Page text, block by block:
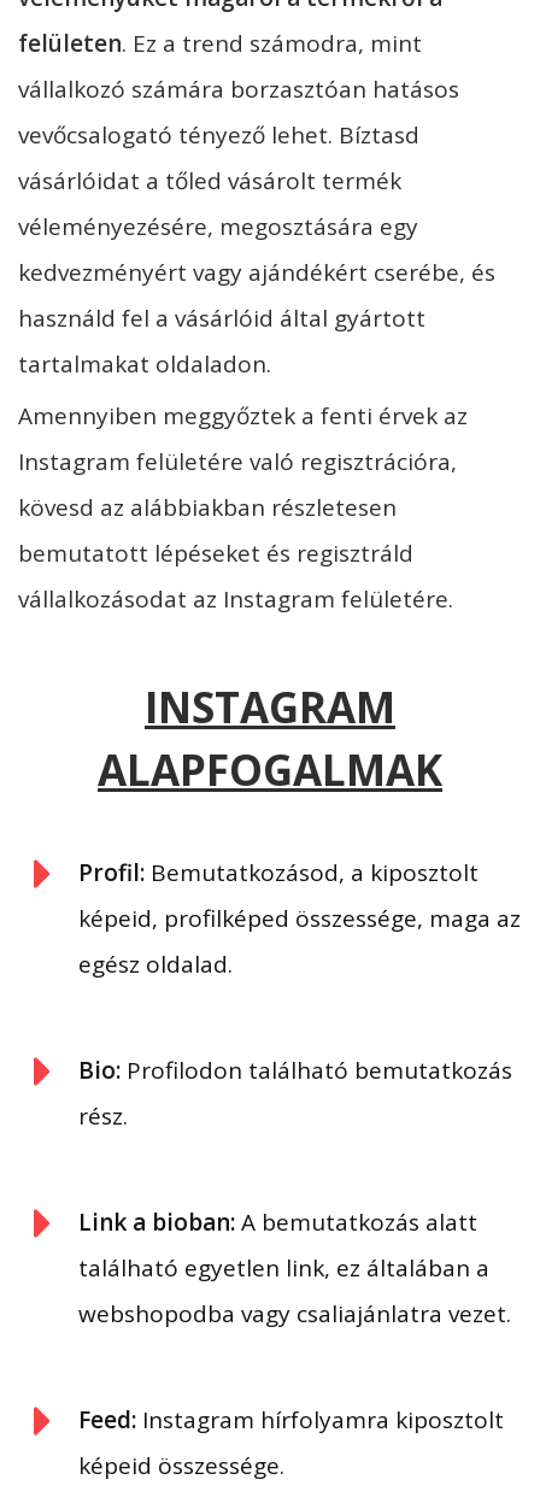
felületen. Ez a trend számodra, mint
vállalkozó számára borzasztóan hatásos
vevőcsalogató tényező lehet. Bíztasd
vásárlóidat a tőled vásárolt termék
véleményezésére, megosztására egy
kedvezményért vagy ajándékért cserébe, és
használd fel a vásárlóid által gyártott
tartalmakat oldaladon.
Amennyiben meggyőztek a fenti érvek az
Instagram felületére való regisztrációra,
kövesd az alábbiakban részletesen
bemutatott lépéseket és regisztráld
vállalkozásodat az Instagram felületére.
INSTAGRAM
ALAPFOGALMAK
Profil: Bemutatkozásod, a kiposztolt
képeid, profilképed összessége, maga az
egész oldalad.
Bio: Profilodon található bemutatkozás
rész.
Link a bioban:A bemutatkozás alatt
található egyetlen link, ez általában a
webshopodba vagy csaliajánlatra vezet.
Feed: Instagram hírfolyamra kiposztolt
képeid összessége.